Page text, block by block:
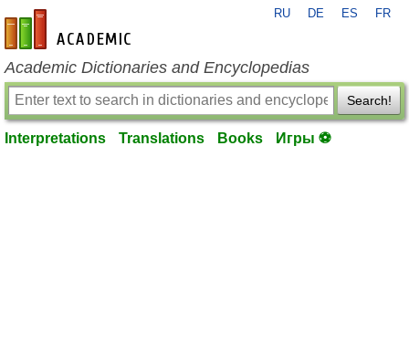
en-academic.com
RU DE ES FR
Academic Dictionaries and Encyclopedias
Search!
Interpretations Translations Books Игры ⚽